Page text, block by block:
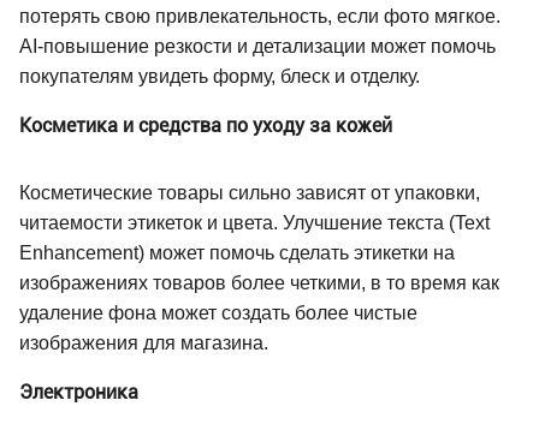
потерять свою привлекательность, если фото мягкое.
AI-повышение резкости и детализации может помочь
покупателям увидеть форму, блеск и отделку.
Косметика и средства по уходу за кожей
Косметические товары сильно зависят от упаковки,
читаемости этикеток и цвета. Улучшение текста (Text
Enhancement) может помочь сделать этикетки на
изображениях товаров более четкими, в то время как
удаление фона может создать более чистые
изображения для магазина.
Электроника